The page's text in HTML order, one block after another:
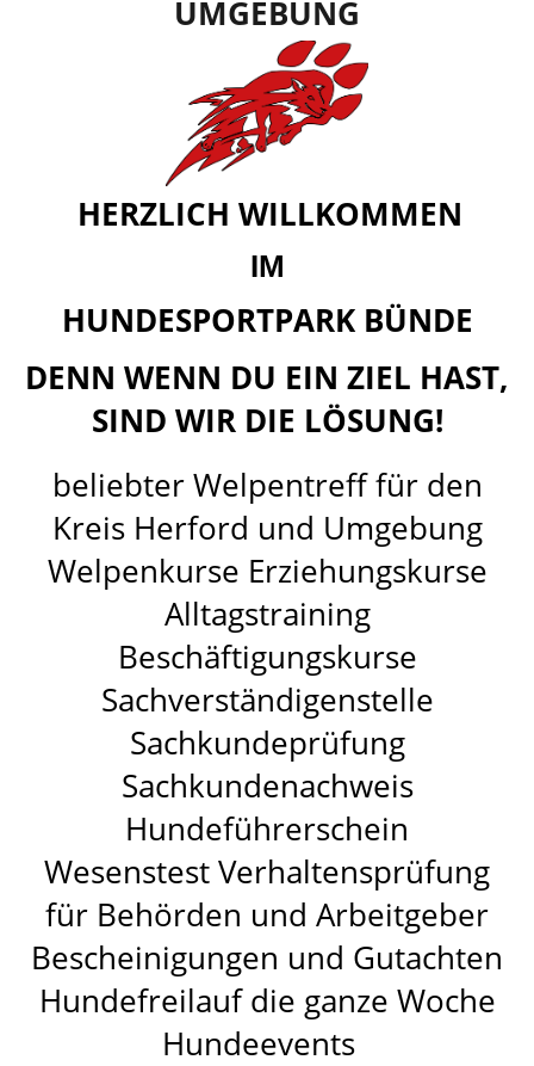
UMGEBUNG
HERZLICH WILLKOMMEN
IM
HUNDESPORTPARK BÜNDE
DENN WENN DU EIN ZIEL HAST,
SIND WIR DIE LÖSUNG!
beliebter Welpentreff für den
Kreis Herford und Umgebung
Welpenkurse Erziehungskurse
Alltagstraining
Beschäftigungskurse
Sachverständigenstelle
Sachkundeprüfung
Sachkundenachweis
Hundeführerschein
Wesenstest Verhaltensprüfung
für Behörden und Arbeitgeber
Bescheinigungen und Gutachten
Hundefreilauf die ganze Woche
Hundeevents